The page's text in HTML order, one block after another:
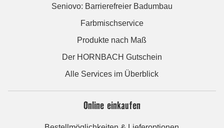
Seniovo: Barrierefreier Badumbau
Farbmischservice
Produkte nach Maß
Der HORNBACH Gutschein
Alle Services im Überblick
Online einkaufen